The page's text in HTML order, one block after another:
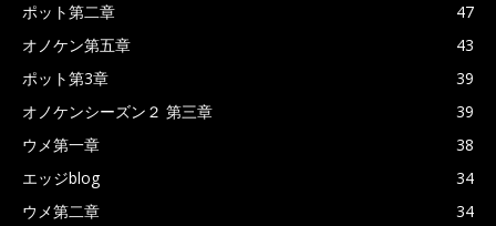
ポット第二章
47
オノケン第五章
43
ポット第3章
39
オノケンシーズン２ 第三章
39
ウメ第一章
38
エッジblog
34
ウメ第二章
34